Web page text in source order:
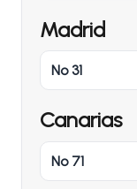
Madrid
Nº 31
Canarias
Nº 71